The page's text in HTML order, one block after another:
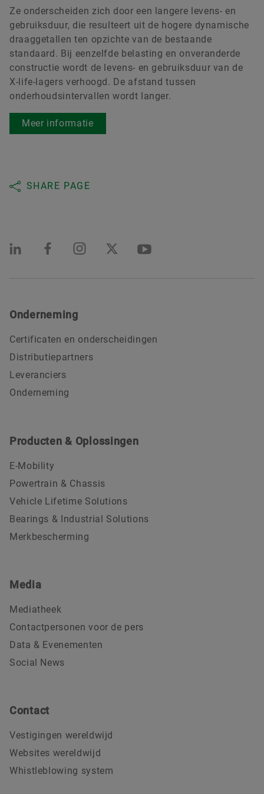
Ze onderscheiden zich door een langere levens- en
gebruiksduur, die resulteert uit de hogere dynamische
draaggetallen ten opzichte van de bestaande
standaard. Bij eenzelfde belasting en onveranderde
constructie wordt de levens- en gebruiksduur van de
X-life-lagers verhoogd. De afstand tussen
onderhoudsintervallen wordt langer.
Meer informatie
SHARE PAGE
Onderneming
Certificaten en onderscheidingen
Distributiepartners
Leveranciers
Onderneming
Producten & Oplossingen
E-Mobility
Powertrain & Chassis
Vehicle Lifetime Solutions
Bearings & Industrial Solutions
Merkbescherming
Media
Mediatheek
Contactpersonen voor de pers
Data & Evenementen
Social News
Contact
Vestigingen wereldwijd
Websites wereldwijd
Whistleblowing system